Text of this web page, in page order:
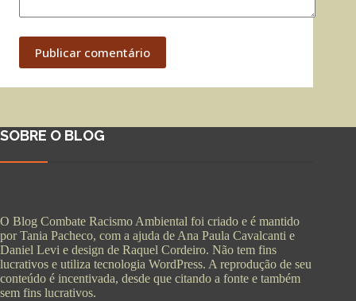
Publicar comentário
SOBRE O BLOG
O Blog Combate Racismo Ambiental foi criado e é mantido
por Tania Pacheco, com a ajuda de Ana Paula Cavalcanti e
Daniel Levi e design de Raquel Cordeiro. Não tem fins
lucrativos e utiliza tecnologia WordPress. A reprodução de seu
conteúdo é incentivada, desde que citando a fonte e também
sem fins lucrativos.